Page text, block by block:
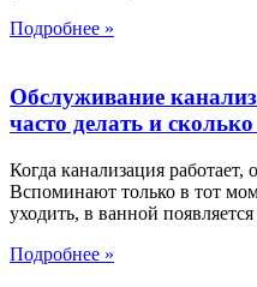
Подробнее »
Обслуживание
часто делать и сколько
Когда канализация работает,
Вспоминают только в тот
уходить, в ванной
Подробнее »